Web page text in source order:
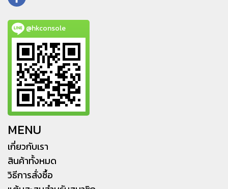
@hkconsole
MENU
เกี่ยวกับเรา
สินค้าทั้งหมด
วิธีการสั่งซื้อ